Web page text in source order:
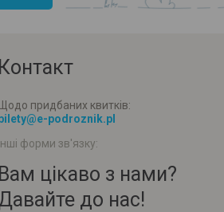
придбаних квитків:
podroznik.pl
форми зв'язку:
цікаво з нами?
до нас!